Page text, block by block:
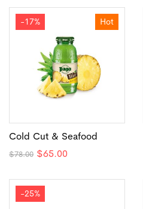
Hot
-17%
Cold Cut & Seafood
$78.00 El
era:
$78.00.
$65.00El
es:
-25%